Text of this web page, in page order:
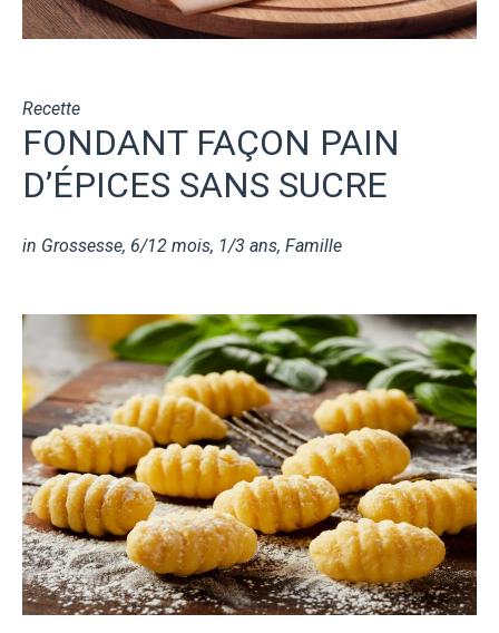
Recette
FONDANT FAÇON PAIN
D’ÉPICES SANS SUCRE
in Grossesse, 6/12 mois, 1/3 ans, Famille